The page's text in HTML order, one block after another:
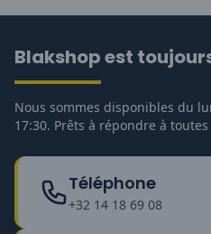
Blakshop est
Nous sommes disponibles du
17:30. Prêts à répondre à
Téléphone
+32 14 18 69 08